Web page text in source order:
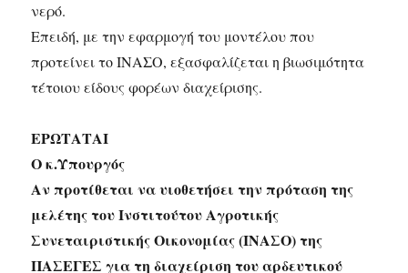
νερό.
Επειδή, με την εφαρμογή του μοντέλου που
προτείνει το ΙΝΑΣΟ, εξασφαλίζεται η βιωσιμότητα
τέτοιου είδους φορέων διαχείρισης.
ΕΡΩΤΑΤΑΙ
Ο κ.Υπουργός
Αν προτίθεται να υιοθετήσει την πρόταση της
μελέτης του Ινστιτούτου Αγροτικής
Συνεταιριστικής Οικονομίας (ΙΝΑΣΟ) της
ΠΑΣΕΓΕΣ για τη διαχείριση του αρδευτικού